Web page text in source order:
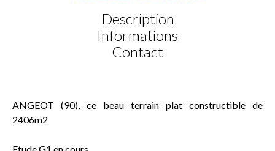
Description
Informations
Contact
ANGEOT (90), ce beau terrain plat constructible de
2406m2